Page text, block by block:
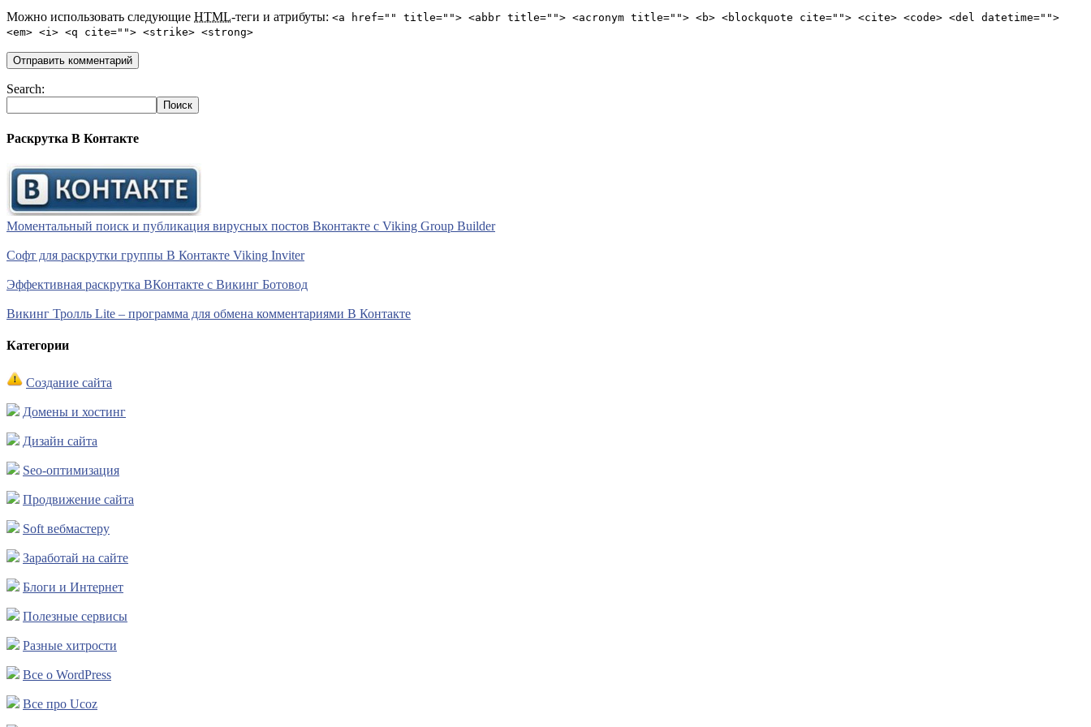
Можно использовать следующие HTML-теги и атрибуты: <a href="" title=""> <abbr title=""> <acronym title=""> <b> <blockquote cite=""> <cite> <code> <del datetime="">
<em> <i> <q cite=""> <strike> <strong>
Search:
Раскрутка В Контакте
Моментальный поиск и публикация вирусных постов Вконтакте с Viking Group Builder
Софт для раскрутки группы В Контакте Viking Inviter
Эффективная раскрутка ВКонтакте с Викинг Ботовод
Викинг Тролль Lite – программа для обмена комментариями В Контакте
Категории
Создание сайта
Домены и хостинг
Дизайн сайта
Seo-оптимизация
Продвижение сайта
Soft вебмастеру
Заработай на сайте
Блоги и Интернет
Полезные сервисы
Разные хитрости
Все о WordPress
Все про Ucoz